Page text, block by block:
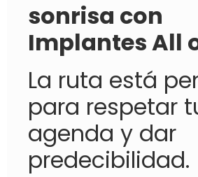
sonrisa con
Implantes All
La ruta está
para respetar
agenda y dar
predecibilidad.